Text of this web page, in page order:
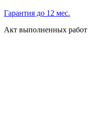
Гарантия до 12 мес.
Акт выполненных работ